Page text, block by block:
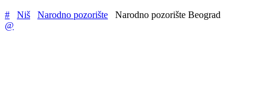
# Niš Narodno pozorište
Narodno pozorište Beograd
@